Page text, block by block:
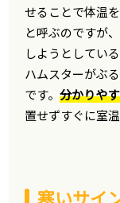
せることで体温
と呼ぶのですが
しようとしている
ハムスターがぶ
です。分かりや
置せずすぐに室
寒いサイ